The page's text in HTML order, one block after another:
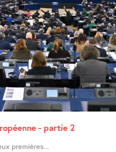
- partie 2
premières...